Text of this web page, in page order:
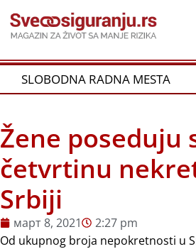
на
садржај
SLOBODNA RADNA MESTA
Žene poseduju
četvrtinu
Srbiji
март 8, 2021
2:27 pm
Od ukupnog broja nepokretnosti u